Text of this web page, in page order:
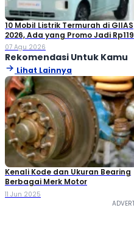
10 Mobil Listrik Termurah di GIIAS
2026, Ada yang Promo Jadi Rp119
Jutaan!
07 Agu 2026
Rekomendasi Untuk Kamu
Lihat Lainnya
Kenali Kode dan Ukuran Bearing
Berbagai Merk Motor
11 Jun 2025